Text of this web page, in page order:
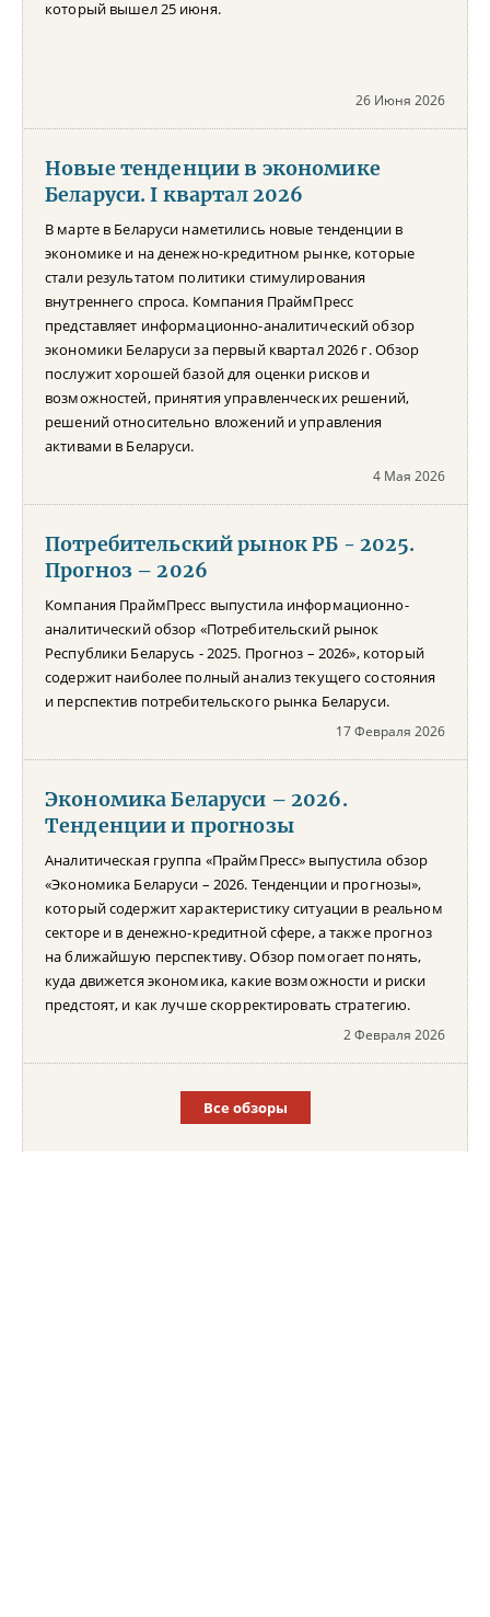
который вышел 25 июня.
26 Июня 2026
Новые тенденции в экономике
Беларуси. I квартал 2026
В марте в Беларуси наметились новые тенденции в
экономике и на денежно-кредитном рынке, которые
стали результатом политики стимулирования
внутреннего спроса. Компания ПраймПресс
представляет информационно-аналитический обзор
экономики Беларуси за первый квартал 2026 г. Обзор
послужит хорошей базой для оценки рисков и
возможностей, принятия управленческих решений,
решений относительно вложений и управления
активами в Беларуси.
4 Мая 2026
Потребительский рынок РБ - 2025.
Прогноз – 2026
Компания ПраймПресс выпустила информационно-
аналитический обзор «Потребительский рынок
Республики Беларусь - 2025. Прогноз – 2026», который
содержит наиболее полный анализ текущего состояния
и перспектив потребительского рынка Беларуси.
17 Февраля 2026
Экономика Беларуси – 2026.
Тенденции и прогнозы
Аналитическая группа «ПраймПресс» выпустила обзор
«Экономика Беларуси – 2026. Тенденции и прогнозы»,
который содержит характеристику ситуации в реальном
секторе и в денежно-кредитной сфере, а также прогноз
на ближайшую перспективу. Обзор помогает понять,
куда движется экономика, какие возможности и риски
предстоят, и как лучше скорректировать стратегию.
2 Февраля 2026
Все обзоры